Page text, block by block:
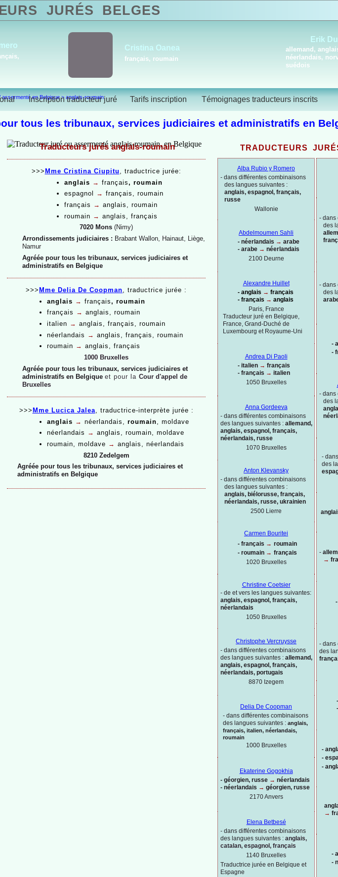
JURÉS BELGES
assermenté en Belgique> anglais-roumain
TRADUCTEURS
- dans
des
- dans
des
-
-
- dans
des
-
des
-
→
-
- dans
des
-
-
-
-
-
→
-
-
Alba Rubio y Romero
- dans différentes combinaisons
des langues suivantes :
anglais, espagnol, français,
russe
Wallonie
Abdelmoumen Sahli
- néerlandais → arabe
- arabe → néerlandais
2100 Deurne
Alexandre Huillet
- anglais → français
- français → anglais
Paris, France
Traducteur juré en Belgique,
France, Grand-Duché de
Luxembourg et Royaume-Uni
Andrea Di Paoli
- italien → français
- français → italien
1050 Bruxelles
Anna Gordeeva
- dans différentes combinaisons
des langues suivantes : allemand,
anglais, espagnol, français,
néerlandais, russe
1070 Bruxelles
Anton Klevansky
- dans différentes combinaisons
des langues suivantes :
anglais, biélorusse, français,
néerlandais, russe, ukrainien
2500 Lierre
Carmen Bouritei
- français → roumain
- roumain → français
1020 Bruxelles
Christine Coetsier
- de et vers les langues suivantes:
anglais, espagnol, français,
néerlandais
1050 Bruxelles
Christophe Vercruysse
- dans différentes combinaisons
des langues suivantes : allemand,
anglais, espagnol, français,
néerlandais, portugais
8870 Izegem
Delia De Coopman
- dans différentes combinaisons
des langues suivantes : anglais,
français, italien, néerlandais,
roumain
1000 Bruxelles
Ekaterine Gogokhia
- géorgien, russe → néerlandais
- néerlandais → géorgien, russe
2170 Anvers
Elena Betbesé
- dans différentes combinaisons
des langues suivantes : anglais,
catalan, espagnol, français
1140 Bruxelles
Traductrice jurée en Belgique et
Espagne
Inscription traducteur juré Tarifs inscription Témoignages traducteurs inscrits
Erik
allemand,
néerlandais,
suédois
Cristina Oanea
français, roumain
tous les tribunaux, services judiciaires et administratifs en
Traducteurs jurés anglais-roumain
>>> Mme Cristina Ciupitu , traductrice jurée:
anglais → français, roumain
espagnol
→ français, roumain
français → anglais, roumain
roumain → anglais, français
7020 Mons (Nimy)
Arrondissements judiciaires : Brabant Wallon, Hainaut, Liège,
Namur
Agréée pour tous les tribunaux, services judiciaires et
administratifs en Belgique
>>> Mme Delia De Coopman, traductrice jurée :
anglais → français, roumain
français → anglais, roumain
italien → anglais, français, roumain
néerlandais → anglais, français, roumain
roumain → anglais, français
1000 Bruxelles
Agréée pour tous les tribunaux, services judiciaires et
administratifs en Belgique et pour la Cour d'appel de
Bruxelles
>>> Mme Lucica Jalea, traductrice-interprète jurée :
anglais → néerlandais, roumain , moldave
néerlandais → anglais, roumain, moldave
roumain, moldave → anglais, néerlandais
8210 Zedelgem
Agréée pour tous les tribunaux, services judiciaires et
administratifs en Belgique